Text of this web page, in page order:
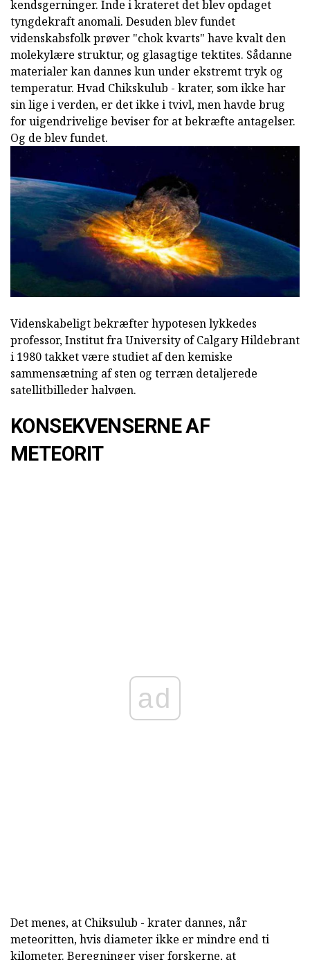
kendsgerninger. Inde i krateret det blev opdaget
tyngdekraft anomali. Desuden blev fundet
videnskabsfolk prøver "chok kvarts" have kvalt den
molekylære struktur, og glasagtige tektites. Sådanne
materialer kan dannes kun under ekstremt tryk og
temperatur. Hvad Chikskulub - krater, som ikke har
sin lige i verden, er det ikke i tvivl, men havde brug
for uigendrivelige beviser for at bekræfte antagelser.
Og de blev fundet.
Videnskabeligt bekræfter hypotesen lykkedes
professor, Institut fra University of Calgary Hildebrant
i 1980 takket være studiet af den kemiske
sammensætning af sten og terræn detaljerede
satellitbilleder halvøen.
KONSEKVENSERNE AF
METEORIT
ad
Det menes, at Chiksulub - krater dannes, når
meteoritten, hvis diameter ikke er mindre end ti
kilometer. Beregninger viser forskerne, at